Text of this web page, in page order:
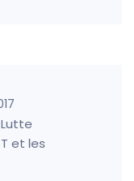
Lutte
et les